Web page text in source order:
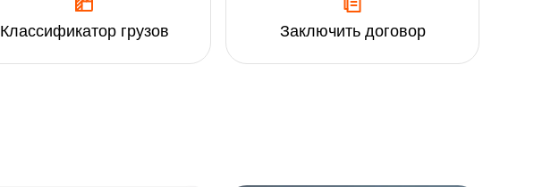
Классификатор грузов Заключить договор